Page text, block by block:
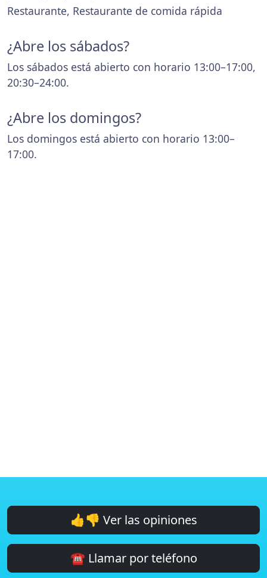
Restaurante, Restaurante de comida rápida
¿Abre los sábados?
Los sábados está abierto con horario 13:00–17:00,
20:30–24:00.
¿Abre los domingos?
Los domingos está abierto con horario 13:00–
17:00.
👍👎 Ver las opiniones
☎️ Llamar por teléfono